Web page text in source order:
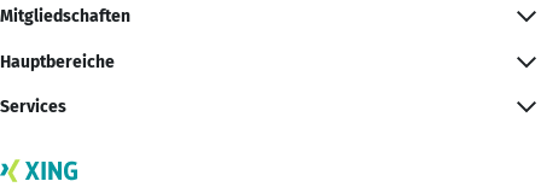
Mitgliedschaften
Hauptbereiche
Services